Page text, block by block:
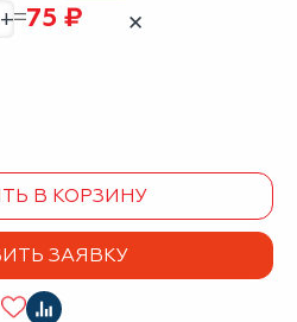
+ 75 ₽ ✕
В КОРЗИНУ
ЗАЯВКУ